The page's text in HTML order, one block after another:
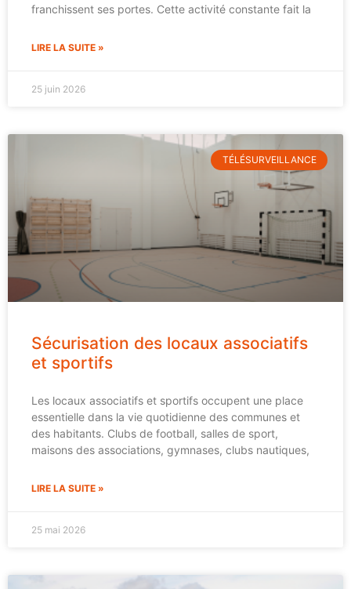
franchissent ses portes. Cette activité constante fait la
LIRE LA SUITE »
25 juin 2026
TÉLÉSURVEILLANCE
Sécurisation des locaux associatifs
et sportifs
Les locaux associatifs et sportifs occupent une place
essentielle dans la vie quotidienne des communes et
des habitants. Clubs de football, salles de sport,
maisons des associations, gymnases, clubs nautiques,
LIRE LA SUITE »
25 mai 2026